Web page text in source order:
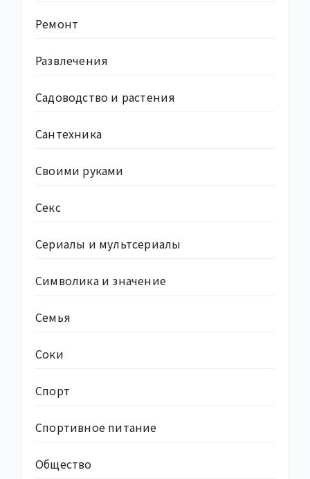
Ремонт
Развлечения
Садоводство и растения
Сантехника
Своими руками
Секс
Сериалы и мультсериалы
Символика и значение
Семья
Соки
Спорт
Спортивное питание
Общество